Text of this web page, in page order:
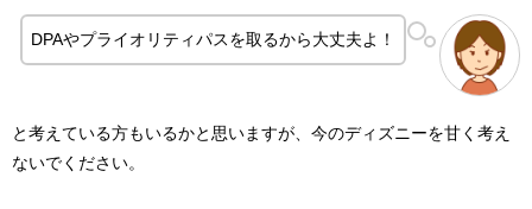
DPAやプライオリティパスを取るから大丈夫よ！
と考えている方もいるかと思いますが、今のディズニーを甘く考え
ないでください。